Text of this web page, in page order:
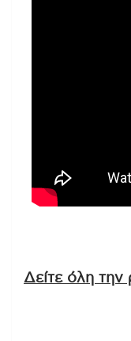
Δείτε όλη την